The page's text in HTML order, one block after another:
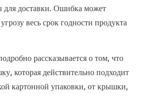
для доставки. Ошибка может
весь срок годности продукта
рассказывается о том, что
которая действительно подходит
картонной упаковки, от крышки,